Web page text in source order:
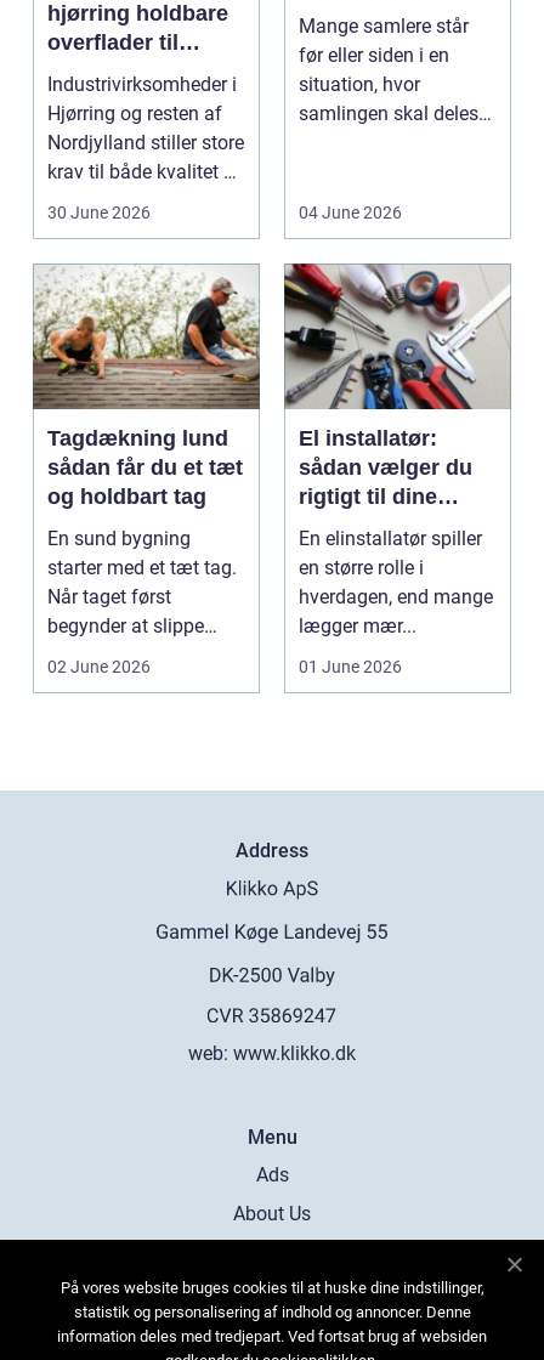
hjørring holdbare
overflader til
industri og erhverv
Industrivirksomheder i
Hjørring og resten af
Nordjylland stiller store
krav til både kvalitet og
hol...
30 June 2026
Mange samlere står
før eller siden i en
situation, hvor
samlingen skal deles
04 June 2026
Tagdækning lund
sådan får du et tæt
og holdbart tag
En sund bygning
starter med et tæt tag.
Når taget først
begynder at slippe
vand ind, kan skaderne
02 June 2026
El installatør:
sådan vælger du
rigtigt til dine
elinstallationer
En elinstallatør spiller
en større rolle i
hverdagen, end mange
lægger mær...
01 June 2026
Address
web: www.klikko.dk
Menu
Ads
About Us
Contact
Sitemap
På vores website bruges cookies til at huske dine indstillinger,
statistik og personalisering af indhold og annoncer. Denne
information deles med tredjepart. Ved fortsat brug af websiden